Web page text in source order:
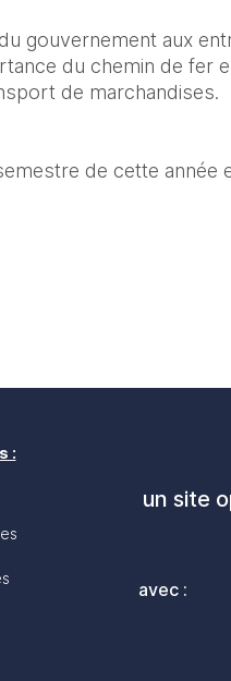
gouvernement aux
du chemin de fer
de marchandises.
de cette année
:
un site
avec :